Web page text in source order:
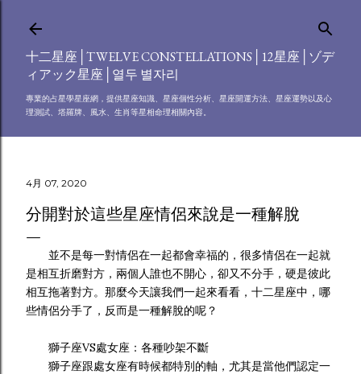
十二星座│TWELVE CONSTELLATIONS│12星座│ゾデ
ィアック星座│열두 별자리
專業的占星學星座網，提供星座知識、星座個性分析、星座開運方法、星座運勢以及心
理測試、塔羅牌、風水、生肖等星相命理相關內容。
4月 07, 2020
分開對於這些星座情侶來說是一種解脫
並不是每一對情侶在一起都會幸福的，很多情侶在一起就
是相互折磨對方，兩個人誰也不開心，卻又不分手，硬是彼此
相互拖著對方。那麼今天讓我們一起來看看，十二星座中，哪
些情侶分手了，反而是一種解脫的呢？
獅子座VS處女座：各種吵架不斷
獅子座跟處女座有時候都特別的軸，尤其是當他們認定一